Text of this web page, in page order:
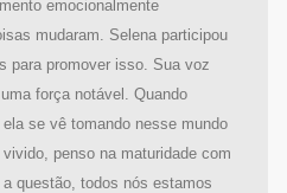
emocionalmente
mudaram. Selena participou
para promover isso. Sua voz
força notável. Quando
se vê tomando nesse mundo
penso na maturidade com
questão, todos nós estamos